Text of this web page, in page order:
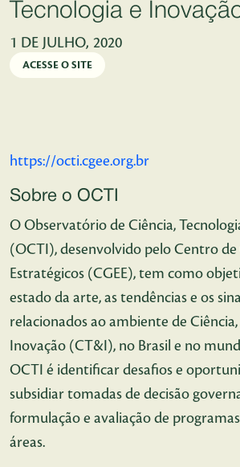
Tecnologia e
1 DE JULHO, 2020
ACESSE O SITE
https://octi.cgee.org.br
Sobre o OCTI
O Observatório de Ciência,
(OCTI), desenvolvido pelo Centro de
Estratégicos (CGEE), tem como
estado da arte, as tendências e os
relacionados ao ambiente de Ciência,
Inovação (CT&I), no Brasil e no
OCTI é identificar desafios e
subsidiar tomadas de decisão
formulação e avaliação de
áreas.